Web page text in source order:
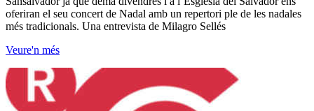
oferiran el seu concert de Nadal amb un repertori ple de les nadales
més tradicionals. Una entrevista de Milagro Sellés
Veure'n més